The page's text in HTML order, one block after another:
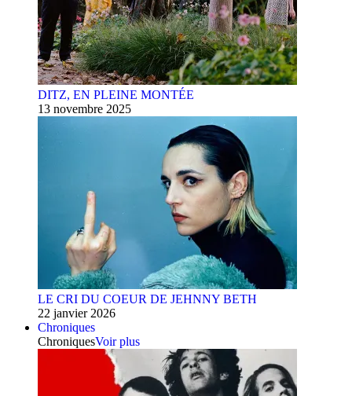
DITZ, EN PLEINE MONTÉE
13 novembre 2025
LE CRI DU COEUR DE JEHNNY BETH
22 janvier 2026
Chroniques
ChroniquesVoir plus